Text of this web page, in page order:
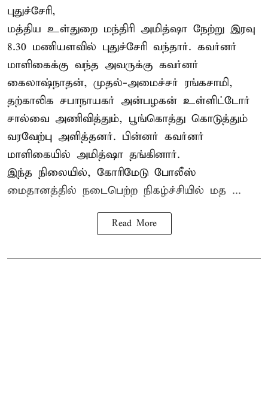
புதுச்சேரி,
மத்திய உள்துறை மந்திரி அமித்ஷா நேற்று இரவு
8.30 மணியளவில் புதுச்சேரி வந்தார். கவர்னர்
மாளிகைக்கு வந்த அவருக்கு கவர்னர்
கைலாஷ்நாதன், முதல்-அமைச்சர் ரங்கசாமி,
தற்காலிக சபாநாயகர் அன்பழகன் உள்ளிட்டோர்
சால்வை அணிவித்தும், பூங்கொத்து கொடுத்தும்
வரவேற்பு அளித்தனர். பின்னர் கவர்னர்
மாளிகையில் அமித்ஷா தங்கினார்.
இந்த நிலையில், கோரிமேடு போலீஸ்
மைதானத்தில் நடைபெற்ற நிகழ்ச்சியில் மத ...
Read More